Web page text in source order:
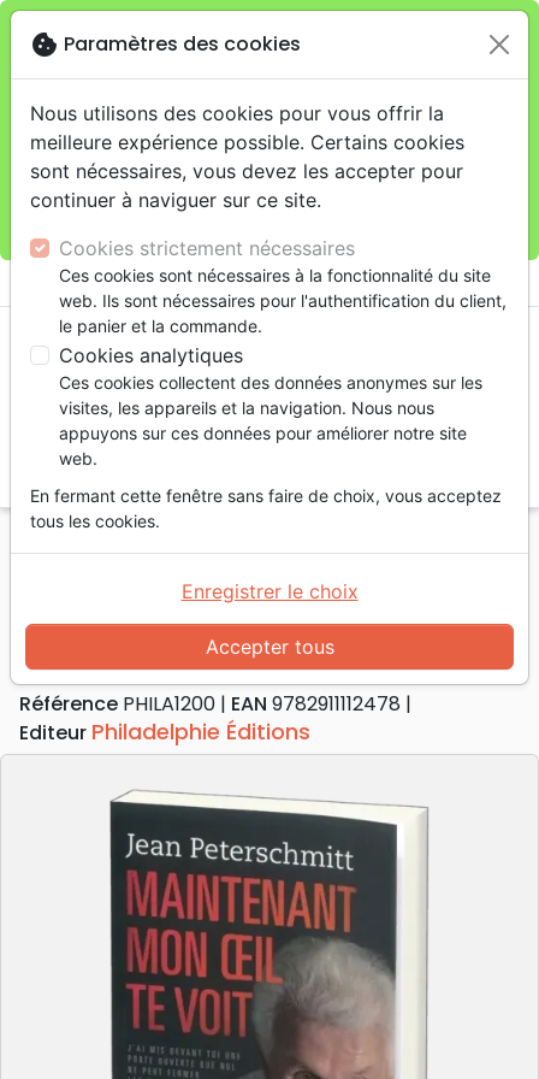
Je veux retirer ma commande au 11 rue de Rive,
Genèveclose
warningCette boutique en ligne est limitée au retrait en
magasin.
Pour les livraisons à domicile, veuillez passer vos
commandes sur la boutique La Maison de la Bible
shopping_cart
Accueil Livres
Doctrine
Maintenant mon oeil te voit
Maintenant mon oeil te voit
Auteur :Jean Peterschmitt
Référence PHILA1200 EAN 9782911112478
Editeur Philadelphie Éditions
cookie Paramètres des cookies
Nous utilisons des cookies pour vous offrir la
meilleure expérience possible. Certains cookies
sont nécessaires, vous devez les accepter pour
continuer à naviguer sur ce site.
Cookies strictement nécessaires
Ces cookies sont nécessaires à la fonctionnalité du site
web. Ils sont nécessaires pour l'authentification du client,
le panier et la commande.
Cookies analytiques
Ces cookies collectent des données anonymes sur les
visites, les appareils et la navigation. Nous nous
appuyons sur ces données pour améliorer notre site
web.
En fermant cette fenêtre sans faire de choix, vous acceptez
tous les cookies.
Accepter tous
Enregistrer le choix